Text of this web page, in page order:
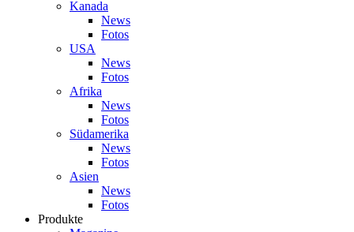
Kanada
News
Fotos
USA
News
Fotos
Afrika
News
Fotos
Südamerika
News
Fotos
Asien
News
Fotos
Produkte